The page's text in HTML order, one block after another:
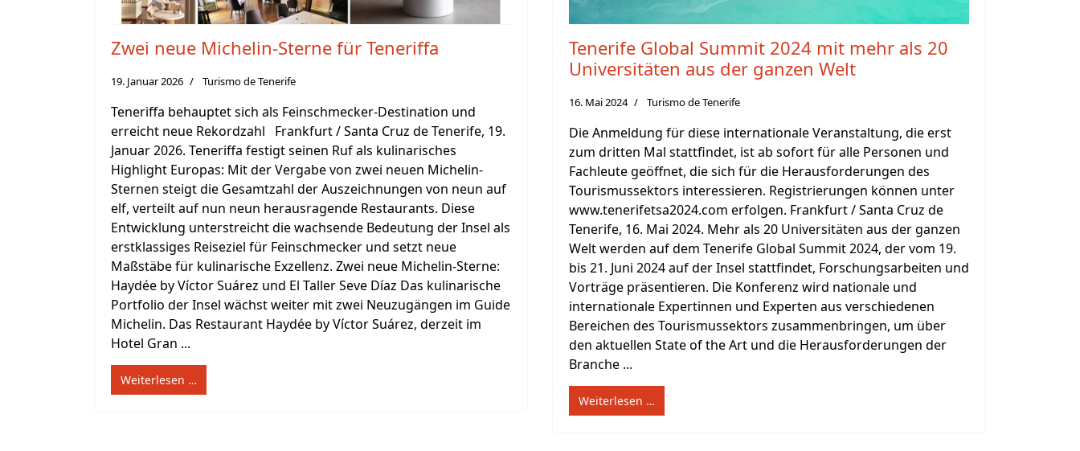
Zwei neue Michelin-Sterne für Teneriffa
19. Januar 2026 Turismo de Tenerife
Teneriffa behauptet sich als Feinschmecker-Destination und
erreicht neue Rekordzahl Frankfurt / Santa Cruz de Tenerife, 19.
Januar 2026. Teneriffa festigt seinen Ruf als kulinarisches
Highlight Europas: Mit der Vergabe von zwei neuen Michelin-
Sternen steigt die Gesamtzahl der Auszeichnungen von neun auf
elf, verteilt auf nun neun herausragende Restaurants. Diese
Entwicklung unterstreicht die wachsende Bedeutung der Insel als
erstklassiges Reiseziel für Feinschmecker und setzt neue
Maßstäbe für kulinarische Exzellenz. Zwei neue Michelin-Sterne:
Haydée by Víctor Suárez und El Taller Seve Díaz Das kulinarische
Portfolio der Insel wächst weiter mit zwei Neuzugängen im Guide
Michelin. Das Restaurant Haydée by Víctor Suárez, derzeit im
Hotel Gran ...
Weiterlesen …
Tenerife Global Summit 2024 mit mehr als 20
Universitäten aus der ganzen Welt
16. Mai 2024 Turismo de Tenerife
Die Anmeldung für diese internationale Veranstaltung, die erst
zum dritten Mal stattfindet, ist ab sofort für alle Personen und
Fachleute geöffnet, die sich für die Herausforderungen des
Tourismussektors interessieren. Registrierungen können unter
www.tenerifetsa2024.com erfolgen. Frankfurt / Santa Cruz de
Tenerife, 16. Mai 2024. Mehr als 20 Universitäten aus der ganzen
Welt werden auf dem Tenerife Global Summit 2024, der vom 19.
bis 21. Juni 2024 auf der Insel stattfindet, Forschungsarbeiten und
Vorträge präsentieren. Die Konferenz wird nationale und
internationale Expertinnen und Experten aus verschiedenen
Bereichen des Tourismussektors zusammenbringen, um über
den aktuellen State of the Art und die Herausforderungen der
Branche ...
Weiterlesen …